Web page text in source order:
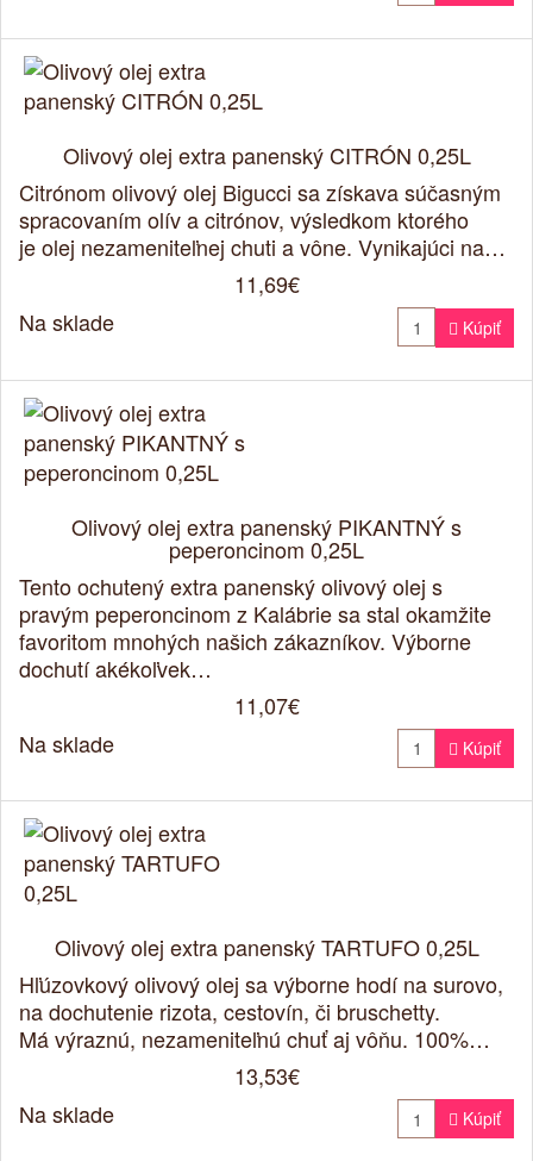
Olivový olej extra panenský CITRÓN 0,25L
Citrónom olivový olej Bigucci sa získava súčasným
spracovaním olív a citrónov, výsledkom ktorého
je olej nezameniteľnej chuti a vône. Vynikajúci na…
11,69€
Na sklade
 Kúpiť
Olivový olej extra panenský PIKANTNÝ s
peperoncinom 0,25L
Tento ochutený extra panenský olivový olej s
pravým peperoncinom z Kalábrie sa stal okamžite
favoritom mnohých našich zákazníkov. Výborne
dochutí akékoľvek…
11,07€
Na sklade
 Kúpiť
Olivový olej extra panenský TARTUFO 0,25L
Hľúzovkový olivový olej sa výborne hodí na surovo,
na dochutenie rizota, cestovín, či bruschetty.
Má výraznú, nezameniteľnú chuť aj vôňu. 100%…
13,53€
Na sklade
 Kúpiť